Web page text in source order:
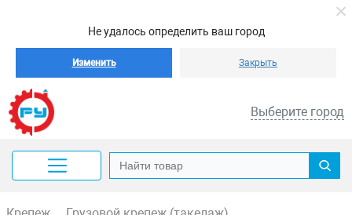
Не удалось определить ваш город
Изменить Закрыть
Выберите город